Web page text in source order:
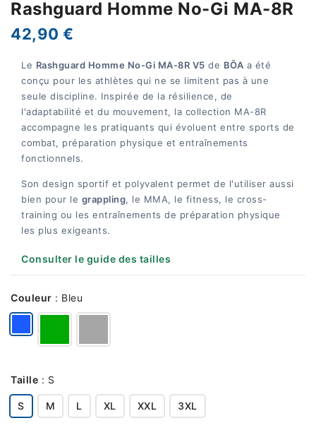
Rashguard Homme No-Gi MA-8R
42,90 €
Le Rashguard Homme No-Gi MA-8R V5 de BŌA a été
conçu pour les athlètes qui ne se limitent pas à une
seule discipline. Inspirée de la résilience, de
l'adaptabilité et du mouvement, la collection MA-8R
accompagne les pratiquants qui évoluent entre sports de
combat, préparation physique et entraînements
fonctionnels.
Son design sportif et polyvalent permet de l'utiliser aussi
bien pour le grappling, le MMA, le fitness, le cross-
training ou les entraînements de préparation physique
les plus exigeants.
Consulter le guide des tailles
Couleur : Bleu
Taille : S
S M L XL XXL 3XL